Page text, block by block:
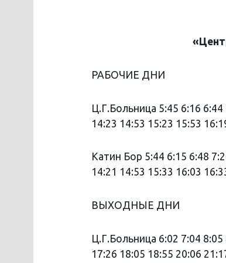
РАБОЧИЕ ДНИ
Ц.Г.Больница 5:45 6:16
14:23 14:53 15:23 15:53
Катин Бор 5:44 6:15 6:48
14:21 14:53 15:33 16:03
ВЫХОДНЫЕ ДНИ
Ц.Г.Больница 6:02 7:04
17:26 18:05 18:55 20:06